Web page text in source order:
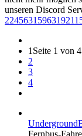
unseren Discord
1 Seite 1 von 4
2
3
4
Fernbus-